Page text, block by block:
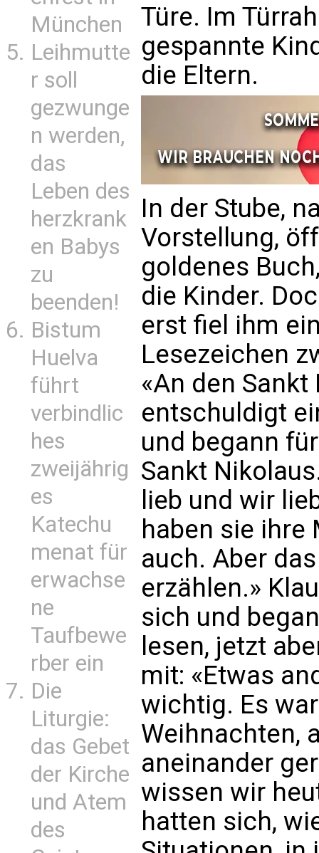
München
Leihmutte
r soll
gezwunge
n werden,
das
Leben des
herzkrank
en Babys
zu
beenden!
Bistum
Huelva
führt
verbindlic
hes
zweijährig
es
Katechu
menat für
erwachse
ne
Taufbewe
rber ein
Die
Liturgie:
das Gebet
der Kirche
und Atem
des
Türe. Im
gespannte
die Eltern.
In der Stube,
Vorstellung,
goldenes
die Kinder.
erst fiel ihm
Lesezeichen
«An den
entschuldigt
und begann
Sankt
lieb und wir
haben sie ihre
auch. Aber
erzählen.»
sich und
lesen, jetzt
mit: «Etwas
wichtig. Es
Weihnachten,
aneinander
wissen wir
hatten sich,